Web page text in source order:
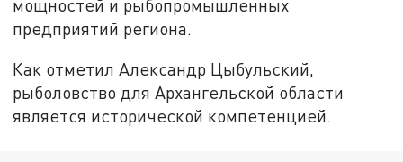
мощностей и рыбопромышленных
предприятий региона.
Как отметил Александр Цыбульский,
рыболовство для Архангельской области
является исторической компетенцией.